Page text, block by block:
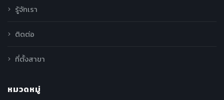
รู้จักเรา
ติดต่อ
ที่ตั้งสาขา
หมวดหมู่